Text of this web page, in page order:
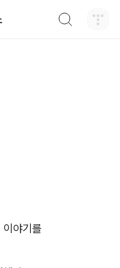
야기를